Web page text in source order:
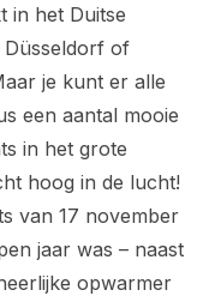
in het Duitse
Düsseldorf of
je kunt er alle
een aantal mooie
in het grote
hoog in de lucht!
van 17 november
jaar was – naast
opwarmer